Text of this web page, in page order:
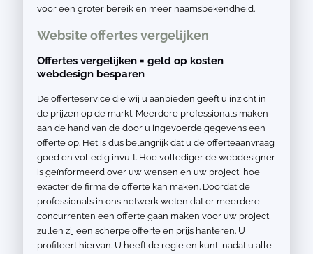
voor een groter bereik en meer naamsbekendheid.
Website offertes vergelijken
Offertes vergelijken = geld op kosten
webdesign besparen
De offerteservice die wij u aanbieden geeft u inzicht in
de prijzen op de markt. Meerdere professionals maken
aan de hand van de door u ingevoerde gegevens een
offerte op. Het is dus belangrijk dat u de offerteaanvraag
goed en volledig invult. Hoe vollediger de webdesigner
is geïnformeerd over uw wensen en uw project, hoe
exacter de firma de offerte kan maken. Doordat de
professionals in ons netwerk weten dat er meerdere
concurrenten een offerte gaan maken voor uw project,
zullen zij een scherpe offerte en prijs hanteren. U
profiteert hiervan. U heeft de regie en kunt, nadat u alle